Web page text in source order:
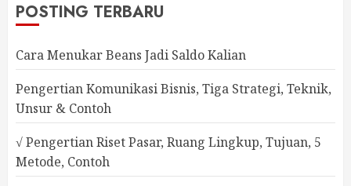
POSTING TERBARU
Cara Menukar Beans Jadi Saldo Kalian
Pengertian Komunikasi Bisnis, Tiga Strategi, Teknik,
Unsur & Contoh
√ Pengertian Riset Pasar, Ruang Lingkup, Tujuan, 5
Metode, Contoh